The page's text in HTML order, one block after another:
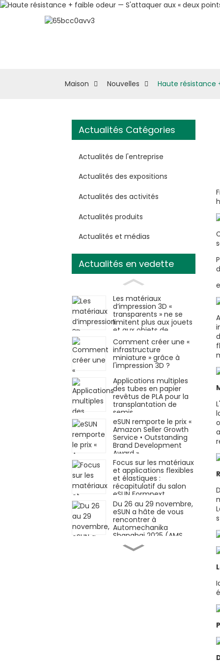
Maison Nouvelles Haute résistance
Actualités Catégories
Actualités de l'entreprise
Actualités des expositions
Actualités des activités
Actualités produits
Actualités et médias
Actualités en vedette
Les matériaux
d’impression 3D «
transparents » ne se
limitent plus aux jouets
et aux objets de
décoration.
Comment créer une «
infrastructure
miniature » grâce à
l'impression 3D ?
Applications multiples
des tubes en papier
revêtus de PLA pour la
transplantation de
semis
eSUN remporte le prix «
Amazon Seller Growth
Service • Outstanding
Brand Development
Award »
Focus sur les matériaux
et applications flexibles
et élastiques :
récapitulatif du salon
eSUN Formnext
Germany !
Du 26 au 29 novembre,
eSUN a hâte de vous
rencontrer à
Automechanika
Shanghai 2025 (AMS
2025)
Matériaux innovants ×
Applications innovantes